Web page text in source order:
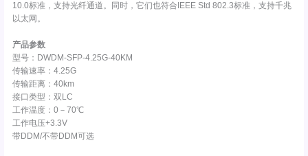
10.0标准，支持光纤通道。同时，它们也符合IEEE Std 802.3标准，支持千兆
以太网。
产品参数
型号：DWDM-SFP-4.25G-40KM
传输速率：4.25G
传输距离：40km
接口类型：双LC
工作温度：0－70℃
工作电压+3.3V
带DDM/不带DDM可选